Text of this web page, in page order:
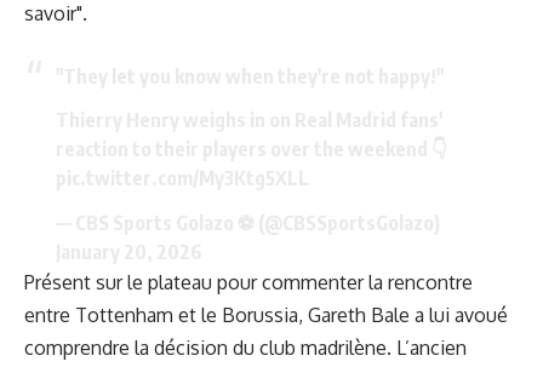
savoir".
Présent sur le plateau pour commenter la rencontre
entre Tottenham et le Borussia, Gareth Bale a lui avoué
comprendre la décision du club madrilène. L’ancien